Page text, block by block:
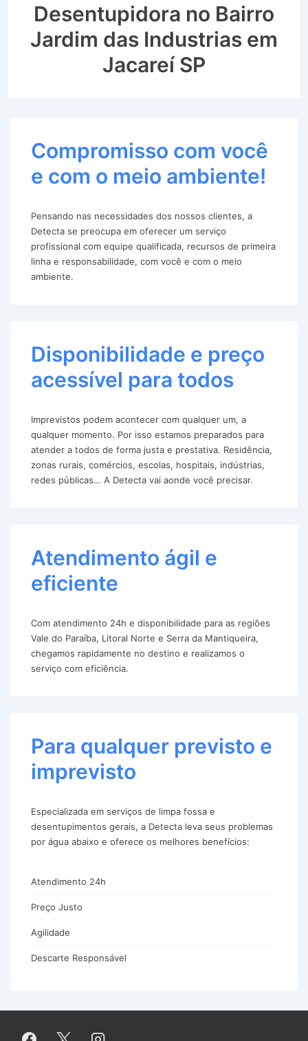
Desentupidora no Bairro
Jardim das Industrias em
Jacareí SP
Compromisso com você
e com o meio ambiente!
Pensando nas necessidades dos nossos clientes, a
Detecta se preocupa em oferecer um serviço
profissional com equipe qualificada, recursos de primeira
linha e responsabilidade, com você e com o meio
ambiente.
Disponibilidade e preço
acessível para todos
Imprevistos podem acontecer com qualquer um, a
qualquer momento. Por isso estamos preparados para
atender a todos de forma justa e prestativa. Residência,
zonas rurais, comércios, escolas, hospitais, indústrias,
redes públicas… A Detecta vai aonde você precisar.
Atendimento ágil e
eficiente
Com atendimento 24h e disponibilidade para as regiões
Vale do Paraíba, Litoral Norte e Serra da Mantiqueira,
chegamos rapidamente no destino e realizamos o
serviço com eficiência.
Para qualquer previsto e
imprevisto
Especializada em serviços de limpa fossa e
desentupimentos gerais, a Detecta leva seus problemas
por água abaixo e oferece os melhores benefícios:
Atendimento 24h
Preço Justo
Agilidade
Descarte Responsável